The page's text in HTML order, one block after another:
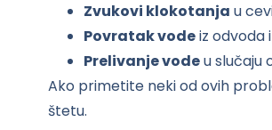
Zvukovi klokotanja u
Povratak vodeiz odvoda
Prelivanje vodeu slučaju
Ako primetite neki od ovih
štetu.